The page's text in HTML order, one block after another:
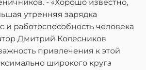
- «Хорошо известно,
утренняя зарядка
и работоспособность человека
Дмитрий Колесников
привлечения к этой
широкого круга